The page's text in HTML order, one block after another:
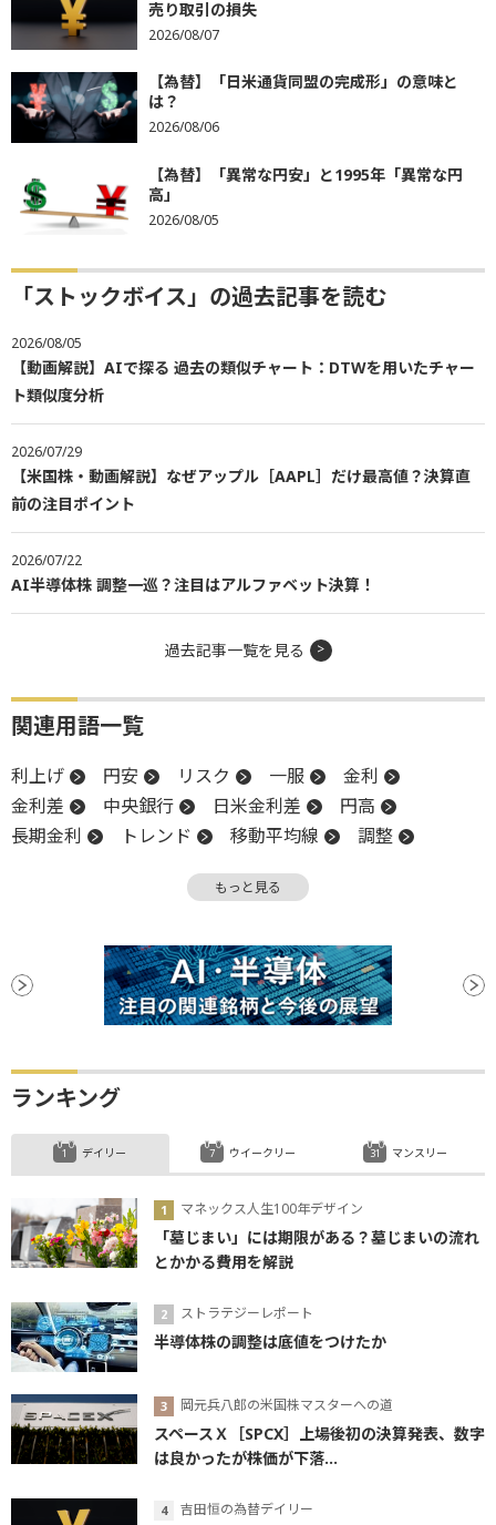
売り取引の損失
2026/08/07
【為替】「日米通貨同盟の完成形」の意味と
は？
2026/08/06
【為替】「異常な円安」と1995年「異常な円
高」
2026/08/05
「ストックボイス」の過去記事を読む
2026/08/05
【動画解説】AIで探る 過去の類似チャート：DTWを用いたチャー
ト類似度分析
2026/07/29
【米国株・動画解説】なぜアップル［AAPL］だけ最高値？決算直
前の注目ポイント
2026/07/22
AI半導体株 調整一巡？注目はアルファベット決算！
過去記事一覧を見る
関連用語一覧
利上げ 円安 リスク 一服
金利
金利差
中央銀行 日米金利差
円高
長期金利
トレンド 移動平均線
調整
もっと見る
ランキング
デイリー
マネックス人生100年デザイン
「墓じまい」には期限がある？墓じまいの流れ
とかかる費用を解説
ストラテジーレポート
半導体株の調整は底値をつけたか
岡元兵八郎の米国株マスターへの道
スペースＸ［SPCX］上場後初の決算発表、数字
は良かったが株価が下落...
吉田恒の為替デイリー
ウイークリー マンスリー